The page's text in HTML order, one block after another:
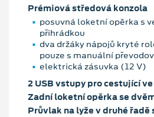
Prémiová středová konzola
posuvná loketní opěrka s
přihrádkou
dva držáky nápojů kryté
pouze s manuální
elektrická zásuvka (12 V)
2 USB vstupy pro cestující
Zadní loketní opěrka se
Průvlak na lyže v druhé řadě